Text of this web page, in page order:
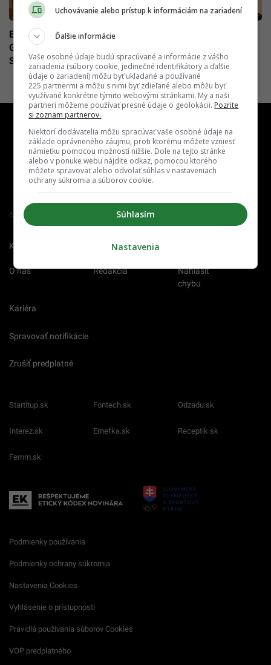
EXKLUZÍVNE: „Kráľovná Slovenska“ je už v Bratislave.
Gwen McMullen na ceste po strednej Európe navštívila aj
Slovensko
Člen združenia IAB Slovakia
Kontakt Inzercia
O nás Redakcia
Nahlásiť
chybu
Kariéra
Spravovať notifikácie
Zrušiť predplatné
Startitup.sk Fontech.sk Odzadu.sk
Interez.sk Emefka.sk Receptik.sk
Femm.sk
Podmienky používania
Podmienky ochrany súkromia
Nastavenia Cookies
Vyhlásenie o prístupnosti
Pravidlá používania súborov Cookies
VOP predplatného
Uchovávanie alebo prístup k informáciám na zariadení
Ďalšie informácie
Vaše osobné údaje budú spracúvané a informácie z vášho
zariadenia (súbory cookie, jedinečné identifikátory a ďalšie
údaje o zariadení) môžu byť ukladané a používané
225 partnermi a môžu s nimi byť zdieľané alebo môžu byť
využívané konkrétne týmito webovými stránkami. My a naši
partneri môžeme používať presné údaje o geolokácii. Pozrite
si zoznam partnerov.
Niektorí dodávatelia môžu spracúvať vaše osobné údaje na
základe oprávneného záujmu, proti ktorému môžete vzniesť
námietku pomocou možností nižšie. Dole na tejto stránke
alebo v ponuke webu nájdite odkaz, pomocou ktorého
môžete spravovať alebo odvolať súhlas v nastaveniach
ochrany súkromia a súborov cookie.
Súhlasím
Nastavenia